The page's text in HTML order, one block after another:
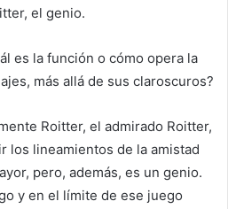
el genio.
es la función o cómo opera la
más allá de sus claroscuros?
Roitter, el admirado Roitter,
los lineamientos de la amistad
pero, además, es un genio.
y en el límite de ese juego